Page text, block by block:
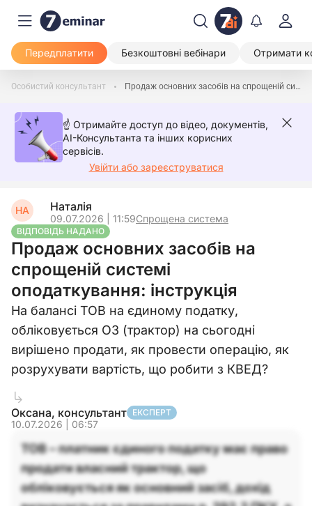
Передплатити Безкоштовні вебінари Отримати
Особистий консультант Продаж основних засобів на спрощеній системі оподаткування: інструкція
☝️ Отримайте доступ до відео, документів,
AI-Консультанта та інших корисних
сервісів.
Увійти або зареєструватися
НА Наталія
09.07.2026 | 11:59Спрощена система
ВІДПОВІДЬ НАДАНО
Продаж основних засобів на
спрощеній системі
оподаткування: інструкція
На балансі ТОВ на єдиному податку,
обліковується ОЗ (трактор) на сьогодні
вирішено продати, як провести операцію, як
розрухувати вартість, що робити з КВЕД?
Оксана, консультант ЕКСПЕРТ
10.07.2026 | 06:57
ТОВ – платник єдиного податку має право
продати власний трактор, що
обліковується як основний засіб, дохід